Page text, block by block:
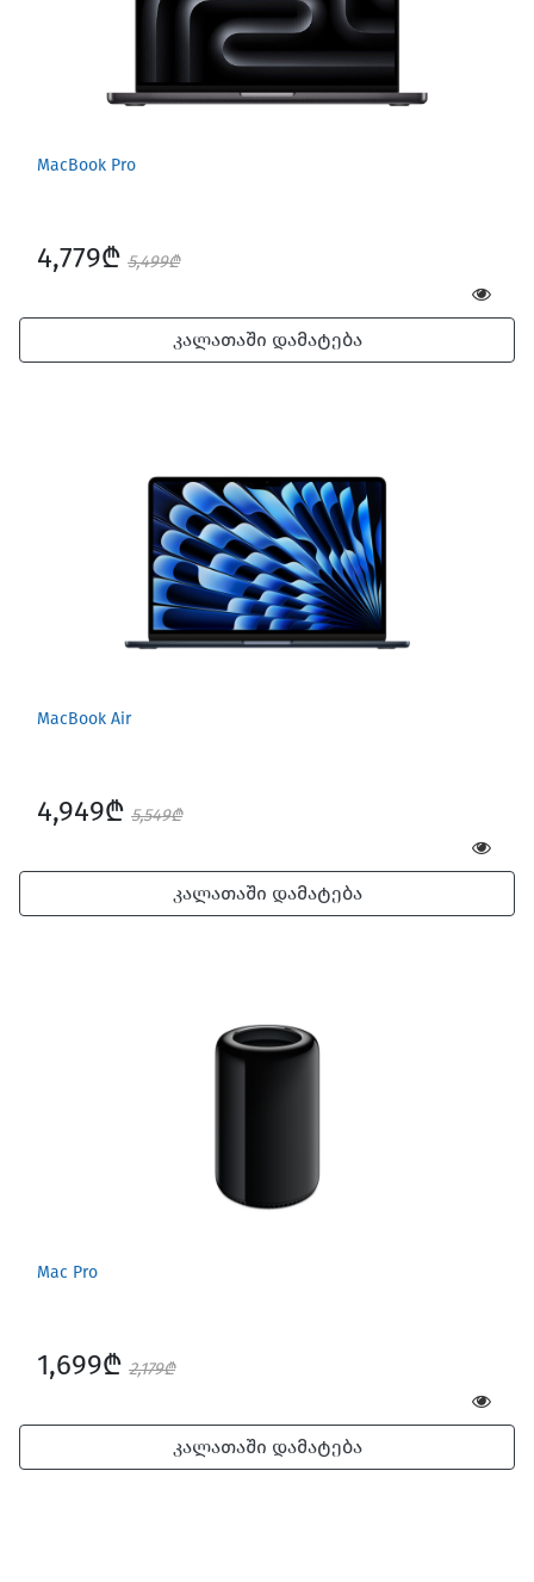
MacBook Pro
4,779₾ 5,499₾
კალათაში დამატება
MacBook Air
4,949₾ 5,549₾
კალათაში დამატება
Mac Pro
1,699₾ 2,179₾
კალათაში დამატება